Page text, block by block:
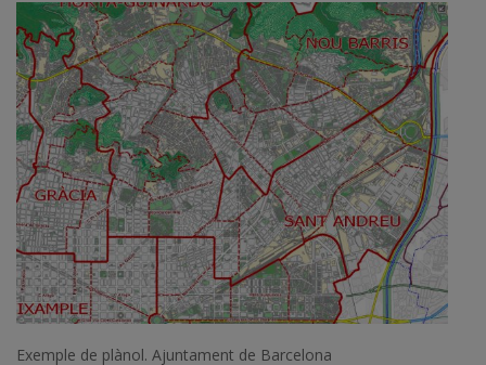
Imatge
Exemple de plànol. Ajuntament de Barcelona